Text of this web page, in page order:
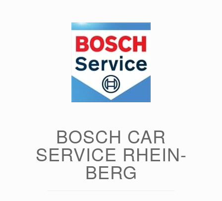
BOSCH CAR
SERVICE RHEIN-
BERG